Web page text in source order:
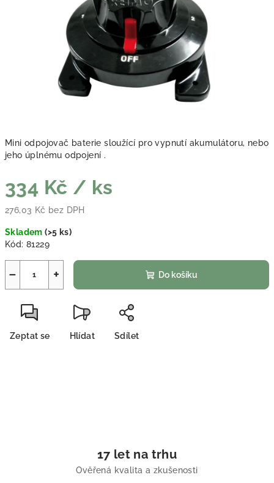
Mini odpojovač baterie sloužící pro vypnutí akumulátoru, nebo
jeho úplnému odpojení .
334 Kč / ks
276,03 Kč bez DPH
Skladem(>5 ks)
Kód: 81229
+
− Do košíku
Zeptat se Hlídat Sdílet
17 let na trhu
Ověřená kvalita a zkušenosti